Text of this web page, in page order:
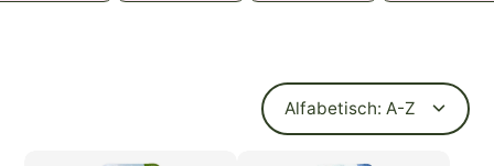
Alfabetisch: A-Z